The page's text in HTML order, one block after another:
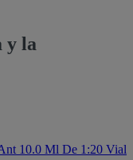
y la
10.0 Ml De 1:20 Vial